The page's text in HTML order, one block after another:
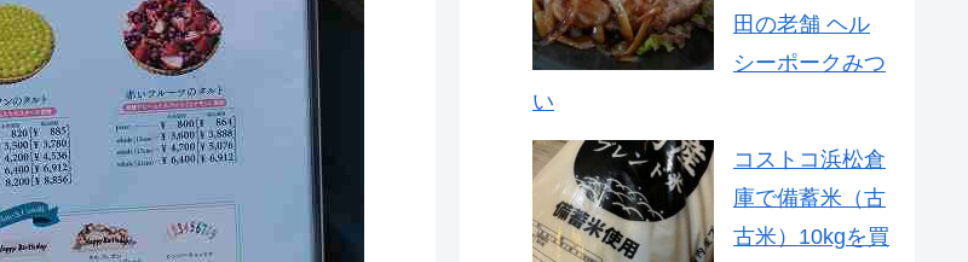
田の老舗 ヘル
シーポークみつ
い
コストコ浜松倉
庫で備蓄米（古
古米）10kgを買